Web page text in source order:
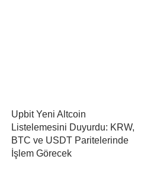
Upbit Yeni Altcoin
Listelemesini Duyurdu: KRW,
BTC ve USDT Paritelerinde
İşlem Görecek